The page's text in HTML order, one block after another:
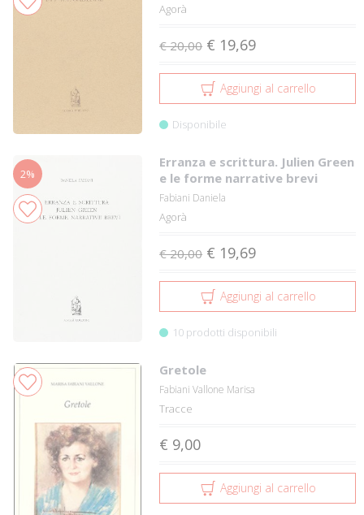
Agorà
€ 20,00 € 19,69
Aggiungi al carrello
Disponibile
2%
Erranza e scrittura. Julien Green
e le forme narrative brevi
Fabiani Daniela
Agorà
€ 20,00 € 19,69
Aggiungi al carrello
10 prodotti disponibili
Gretole
Fabiani Vallone Marisa
Tracce
€ 9,00
Aggiungi al carrello